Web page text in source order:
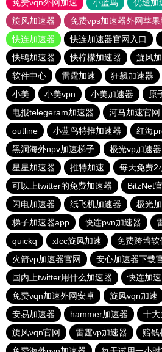
免费vqn外网加速
小蓝鸟 优途加
旋风加速器
免费vps加速器外网苹果
快连加速器
快连加速器官网入口
快鸭加速器
快柠檬加速器 旋风
软件中心
雷霆加速 狂飙加速器
小美
小美vpn 小美加速器
原
电报telegeram加速器
河马加速官网
outline
小蓝鸟特推加速器 红海
黑洞海外npv加速梯子
极光vp加速器
星星加速器
推特加速
每天免费2
可以上twitter的免费加速器
BitzNet
闪电加速器
纸飞机加速器 极光
梯子加速器app
快连pvn加速器
quickq
xfcc旋风加速 免费跨墙软
火箭vp加速器官网
安心加速器下载
国内上twitter用什么加速器
快连加
免费vqn加速外网安卓
旋风vqn加速
安易加速器
hammer加速器
十大
旋风vqn官网
雷霆vp加速器
赔钱